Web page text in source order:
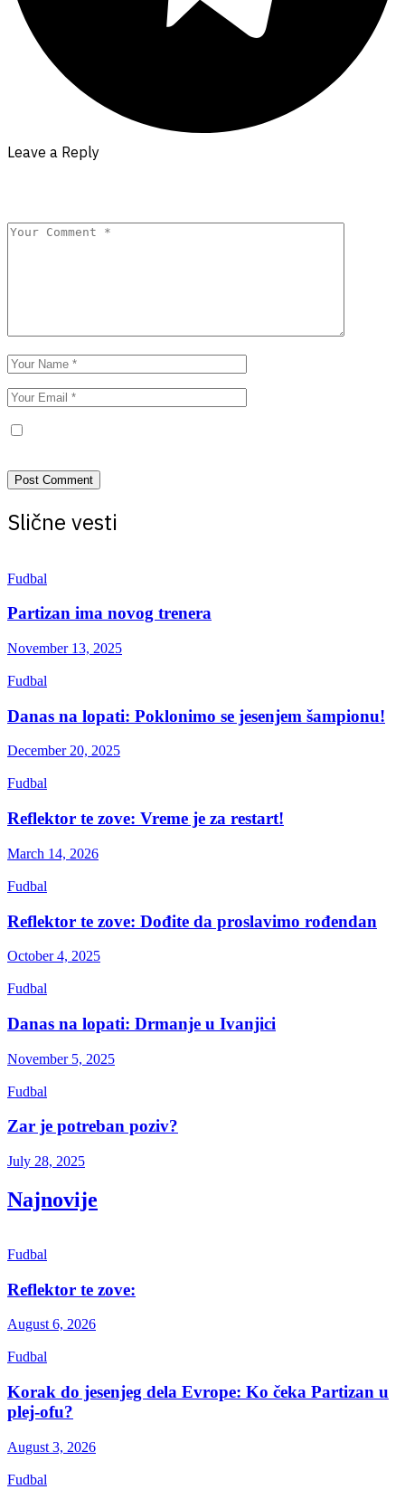
Leave a Reply
Slične vesti
Fudbal
Partizan ima novog trenera
November 13, 2025
Fudbal
Danas na lopati: Poklonimo se jesenjem šampionu!
December 20, 2025
Fudbal
Reflektor te zove: Vreme je za restart!
March 14, 2026
Fudbal
Reflektor te zove: Dođite da proslavimo rođendan
October 4, 2025
Fudbal
Danas na lopati: Drmanje u Ivanjici
November 5, 2025
Fudbal
Zar je potreban poziv?
July 28, 2025
Najnovije
Fudbal
Reflektor te zove:
August 6, 2026
Fudbal
Korak do jesenjeg dela Evrope: Ko čeka Partizan u
plej-ofu?
August 3, 2026
Fudbal